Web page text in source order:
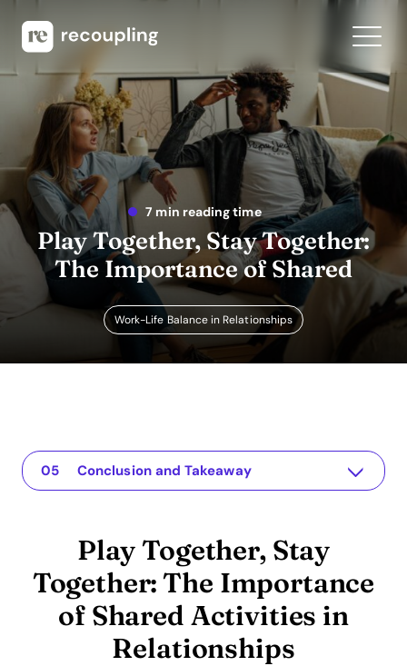
7 min reading time
Play Together, Stay Together:
The Importance of Shared
Work-Life Balance in Relationships
Play Together, Stay Together: The Importance of Shared Activities in Relationships
Die App für Ihre Beziehung
Understanding the Issue
Practical Solutions and Insights
Conclusion and Takeaway
Play Together, Stay
Together: The Importance
of Shared Activities in
Relationships